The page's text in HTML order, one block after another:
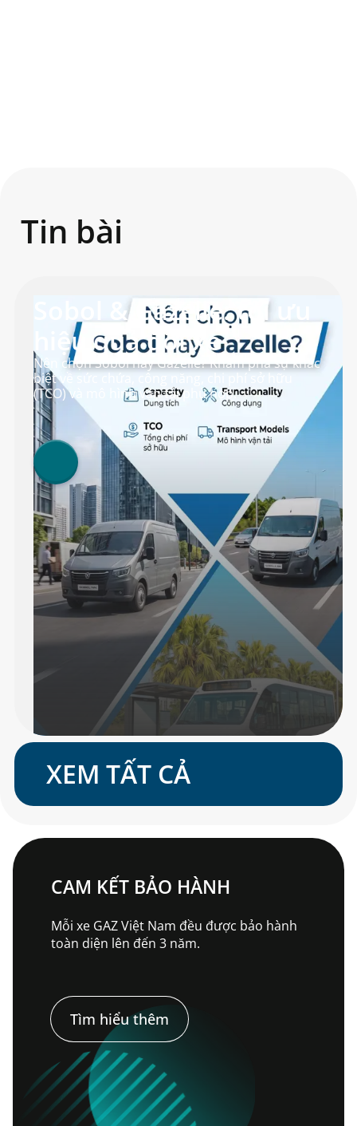
Tin bài
Sobol & Gazelle: tối ưu
hiệu quả đội xe
Nên chọn Sobol hay Gazelle? Khám phá sự khác
biệt về sức chứa, công năng, chi phí sở hữu
(TCO) và mô hình vận tải phù hợp.
XEM TẤT CẢ
CAM KẾT BẢO HÀNH
Mỗi xe GAZ Việt Nam đều được bảo hành
toàn diện lên đến 3 năm.
Tìm hiểu thêm